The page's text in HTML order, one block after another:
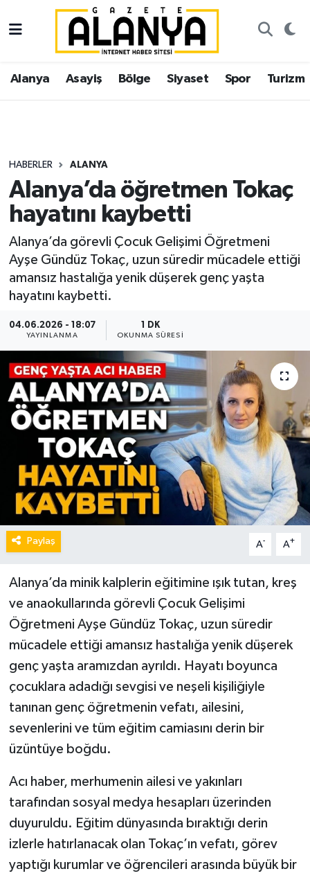
Alanya Asayiş Bölge Siyaset Spor Turizm
HABERLER ALANYA
Alanya’da öğretmen Tokaç
hayatını kaybetti
Alanya’da görevli Çocuk Gelişimi Öğretmeni
Ayşe Gündüz Tokaç, uzun süredir mücadele ettiği
amansız hastalığa yenik düşerek genç yaşta
hayatını kaybetti.
04.06.2026 - 18:07
YAYINLANMA
1 DK
OKUNMA SÜRESI
Paylaş A- A+
Alanya’da minik kalplerin eğitimine ışık tutan, kreş
ve anaokullarında görevli Çocuk Gelişimi
Öğretmeni Ayşe Gündüz Tokaç, uzun süredir
mücadele ettiği amansız hastalığa yenik düşerek
genç yaşta aramızdan ayrıldı. Hayatı boyunca
çocuklara adadığı sevgisi ve neşeli kişiliğiyle
tanınan genç öğretmenin vefatı, ailesini,
sevenlerini ve tüm eğitim camiasını derin bir
üzüntüye boğdu.
Acı haber, merhumenin ailesi ve yakınları
tarafından sosyal medya hesapları üzerinden
duyuruldu. Eğitim dünyasında bıraktığı derin
izlerle hatırlanacak olan Tokaç’ın vefatı, görev
yaptığı kurumlar ve öğrencileri arasında büyük bir
Alanya
Asayiş
Siyaset
Spor
Turizm
Ekonomi
Gazipaşa
İstanbul Nöbetçi Eczaneler
İstanbul Hava Durumu
Süper Lig Puan Durumu ve Fikstür
Tüm Manşetler
Son Dakika Haberleri
Haber Arşivi